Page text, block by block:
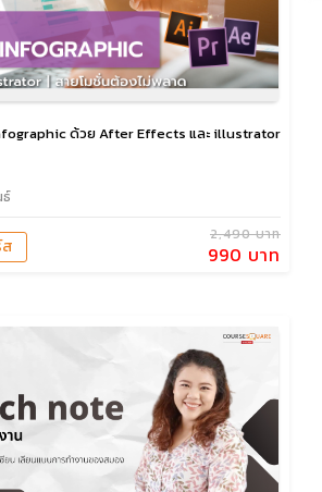
ด้วย After Effects และ illustrator
2,490 บาท
990 บาท